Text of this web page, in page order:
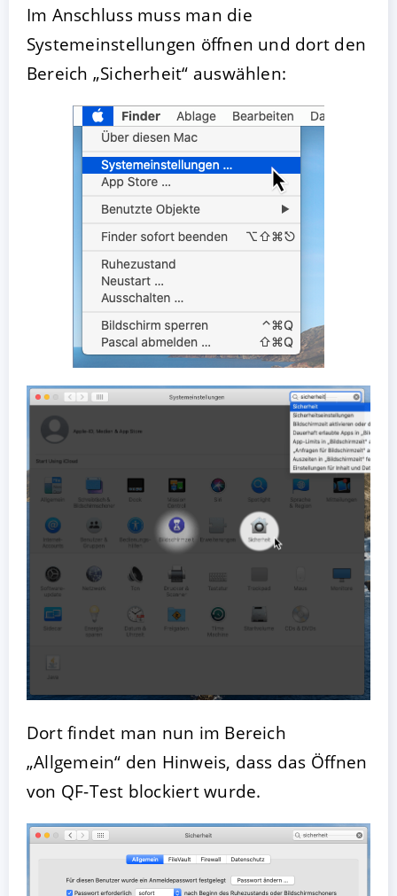
Im Anschluss muss man die
Systemeinstellungen öffnen und dort den
Bereich „Sicherheit“ auswählen:
Dort findet man nun im Bereich
„Allgemein“ den Hinweis, dass das Öffnen
von QF-Test blockiert wurde.